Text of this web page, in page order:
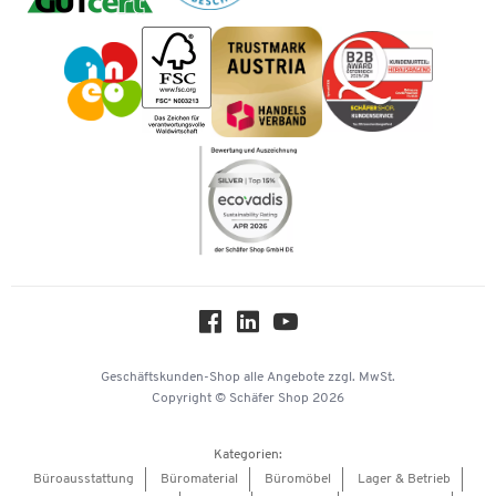
Tinte / Toner
Geschichte
Impressum
Karriere
Kataloge
Geschäftskunden-Shop alle Angebote zzgl. MwSt.
Copyright © Schäfer Shop 2026
Kategorien:
Büroausstattung
Büromaterial Büromöbel Lager & Betrieb